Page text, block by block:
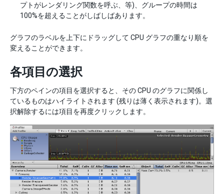
プトがレンダリング関数を呼ぶ、等)、グループの時間は
100%を超えることがしばしばあります。
グラフのラベルを上下にドラッグして CPU グラフの重なり順を
変えることができます。
各項目の選択
下方のペインの項目を選択すると、その CPU のグラフに関係し
ているものはハイライトされます (残りは薄く表示されます)。選
択解除するには項目を再度クリックします。